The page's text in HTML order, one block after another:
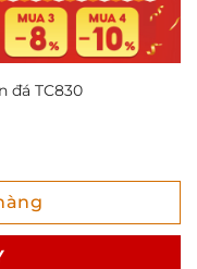
đá TC830
đá TC830 số lượng